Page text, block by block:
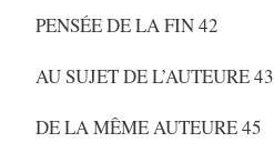
PENSÉE DE LA FIN 42
AU SUJET DE L’AUTEURE 43
DE LA MÊME AUTEURE 45